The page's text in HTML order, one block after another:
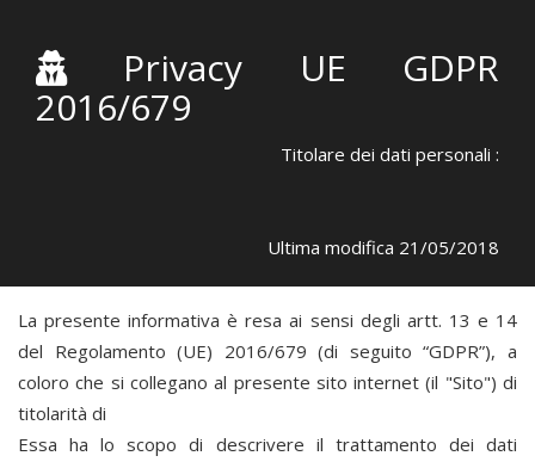
Privacy UE GDPR
2016/679
Titolare dei dati personali :
Ultima modifica 21/05/2018
La presente informativa è resa ai sensi degli artt. 13 e 14
del Regolamento (UE) 2016/679 (di seguito “GDPR”), a
coloro che si collegano al presente sito internet (il "Sito") di
titolarità di
Essa ha lo scopo di descrivere il trattamento dei dati